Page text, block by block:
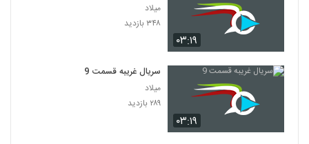
۰۳:۱۹
میلاد
۳۴۸ بازدید
۰۳:۱۹
سریال غریبه قسمت 9
میلاد
۲۸۹ بازدید